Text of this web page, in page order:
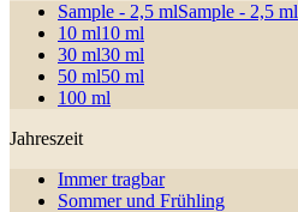
Sample - 2,5 mlSample - 2,5 ml
10 ml10 ml
30 ml30 ml
50 ml50 ml
100 ml
Jahreszeit
Immer tragbar
Sommer und Frühling